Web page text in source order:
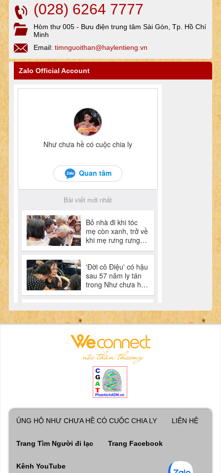
(028) 6264 7777
Hòm thư 005 - Bưu điện trung tâm Sài Gòn, Tp. Hồ Chí
Minh
Email: timnguoithan@haylentieng.vn
Zalo Official Account
ỦNG HỘ NHƯ CHƯA HỀ CÓ CUỘC CHIA LY LIÊN HỆ
Trang Tìm Người đi lạc Trang Facebook
Kênh YouTube